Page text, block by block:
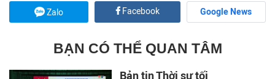
Zalo Facebook Google News
BẠN CÓ THỂ QUAN TÂM
Bản tin Thời sự tối